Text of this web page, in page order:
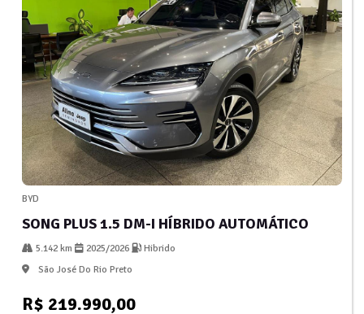
BYD
SONG PLUS 1.5 DM-I HÍBRIDO AUTOMÁTICO
5.142 km 2025/2026
Hibrido
São José Do Rio Preto
R$ 219.990,00